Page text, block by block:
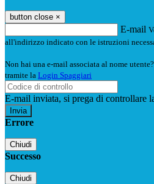
button close ×
E-mail
all'indirizzo indicato con le istruzioni
Non hai una e-mail associata al nome
tramite la Login Spaggiari
E-mail inviata, si prega di controllare
Errore
Chiudi
Successo
Chiudi